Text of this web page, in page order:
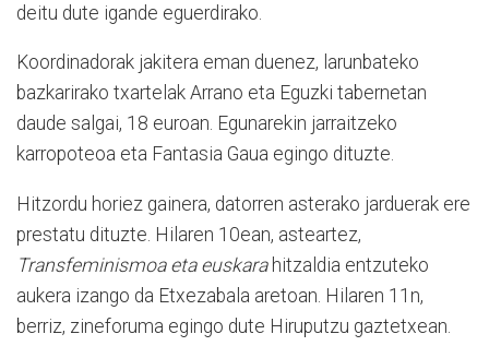
deitu dute igande eguerdirako.
Koordinadorak jakitera eman duenez, larunbateko
bazkarirako txartelak Arrano eta Eguzki tabernetan
daude salgai, 18 euroan. Egunarekin jarraitzeko
karropoteoa eta Fantasia Gaua egingo dituzte.
Hitzordu horiez gainera, datorren asterako jarduerak ere
prestatu dituzte. Hilaren 10ean, asteartez,
Transfeminismoa eta euskara hitzaldia entzuteko
aukera izango da Etxezabala aretoan. Hilaren 11n,
berriz, zineforuma egingo dute Hiruputzu gaztetxean.